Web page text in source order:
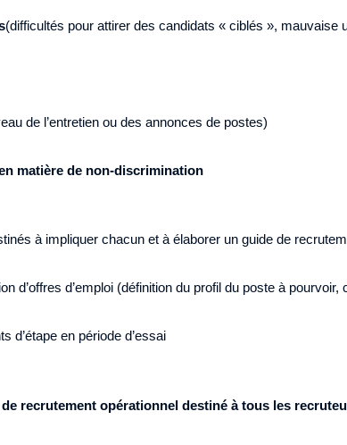
(difficultés pour attirer des candidats « ciblés », mauvaise
de l’entretien ou des annonces de postes)
matière de non-discrimination
à impliquer chacun et à élaborer un guide de
d’offres d’emploi (définition du profil du poste à
d’étape en période d’essai
recrutement opérationnel destiné à tous les